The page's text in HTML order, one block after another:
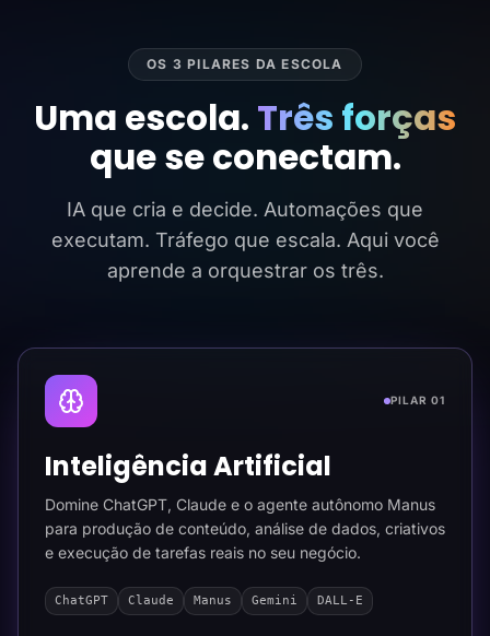
OS 3 PILARES DA ESCOLA
Uma escola. Três forças
que se conectam.
IA que cria e decide. Automações que
executam. Tráfego que escala. Aqui você
aprende a orquestrar os três.
PILAR 01
Inteligência Artificial
Domine ChatGPT, Claude e o agente autônomo Manus
para produção de conteúdo, análise de dados, criativos
e execução de tarefas reais no seu negócio.
ChatGPT Claude Manus Gemini DALL-E